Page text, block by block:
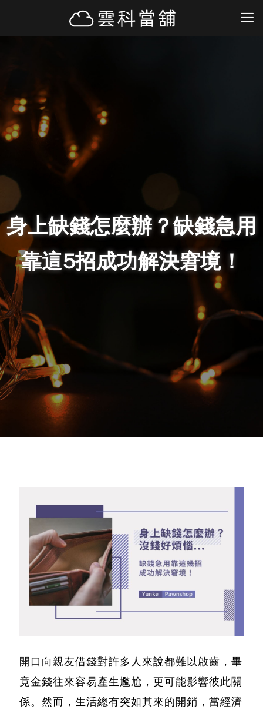
身上缺錢怎麼辦？缺錢急用
靠這5招成功解決窘境！
開口向親友借錢對許多人來說都難以啟齒，畢
竟金錢往來容易產生尷尬，更可能影響彼此關
係。然而，生活總有突如其來的開銷，當經濟